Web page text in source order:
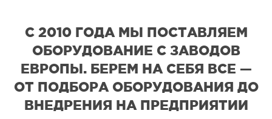
С 2010 ГОДА МЫ ПОСТАВЛЯЕМ
ОБОРУДОВАНИЕ С ЗАВОДОВ
ЕВРОПЫ. БЕРЕМ НА СЕБЯ ВСЕ —
ОТ ПОДБОРА ОБОРУДОВАНИЯ ДО
ВНЕДРЕНИЯ НА ПРЕДПРИЯТИИ